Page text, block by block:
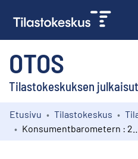
OTOS
Tilastokeskuksen
Kokoelmat
Etusivu Tilastokeskus